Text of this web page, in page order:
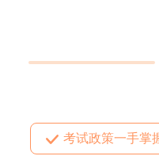
考试政策一手掌